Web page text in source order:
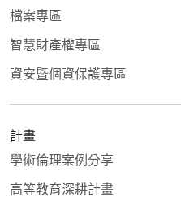
檔案專區
智慧財產權專區
資安暨個資保護專區
計畫
學術倫理案例分享
高等教育深耕計畫